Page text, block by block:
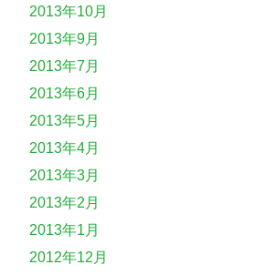
2013年10月
2013年9月
2013年7月
2013年6月
2013年5月
2013年4月
2013年3月
2013年2月
2013年1月
2012年12月